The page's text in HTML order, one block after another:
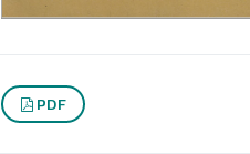
PDF